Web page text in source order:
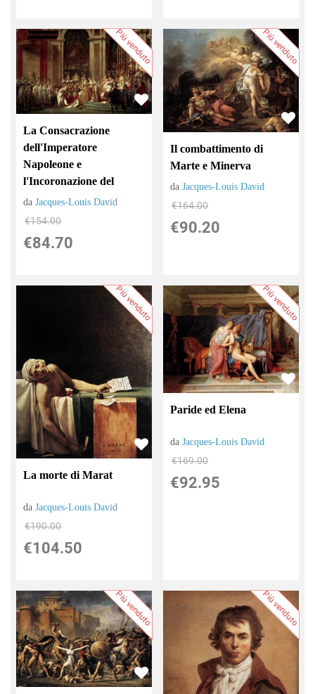
Più venduto
La Consacrazione
dell'Imperatore
Napoleone e
l'Incoronazione del
daJacques-Louis David
€154.00
€84.70
Più venduto
Il combattimento di
Marte e Minerva
daJacques-Louis David
€164.00
€90.20
Più venduto
La morte di Marat
daJacques-Louis David
€190.00
€104.50
Più venduto
Paride ed Elena
daJacques-Louis David
€169.00
€92.95
Più venduto Più venduto